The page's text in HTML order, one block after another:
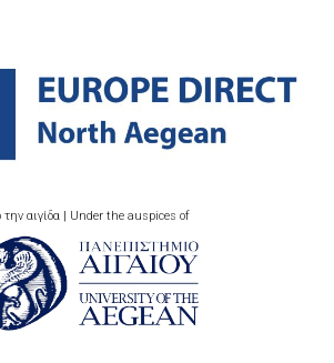
την αιγίδα | Under the auspices of